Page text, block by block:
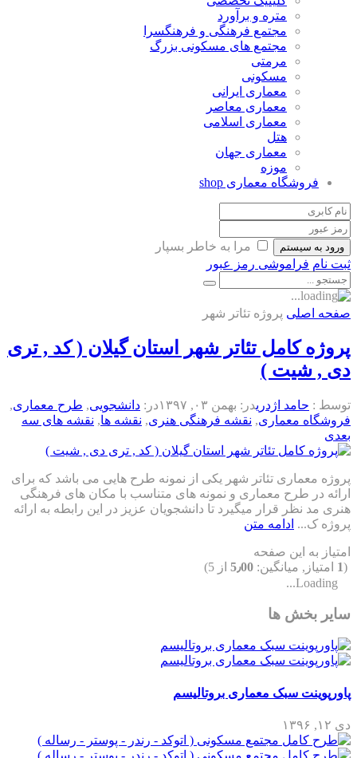
متره و برآورد
مجتمع فرهنگی و فرهنگسرا
مجتمع های مسکونی بزرگ
مرمتی
مسکونی
معماری ایرانی
معماری معاصر
معماری اسلامی
هتل
معماری جهان
موزه
فروشگاه معماری shop
ورود به سیستم
مرا به خاطر بسپار
ثبت نام فراموشی رمز عبور
صفحه اصلی پروژه تئاتر شهر
پروژه کامل تئاتر شهر استان گیلان ( کد , تری
دی , شیت )
توسط : حامد اژدریدر: بهمن ۰۳, ۱۳۹۷ در: دانشجویی, طرح معماری,
فروشگاه معماری, نقشه فرهنگی هنری, نقشه ها, نقشه های سه
بعدی
پروژه معماری تئاتر شهر یکی از نمونه طرح هایی می باشد که برای
ارائه در طرح معماری و نمونه های متناسب با مکان های فرهنگی
هنری مد نظر قرار میگیرد تا دانشجویان عزیز در این رابطه به ارائه
پروژه ک... ادامه متن
امتیاز به این صفحه
(
1 امتیاز, میانگین: 5٫00 از 5)
Loading...
سایر بخش ها
پاورپوینت سبک معماری بروتالیسم
دی ۱۲, ۱۳۹۶